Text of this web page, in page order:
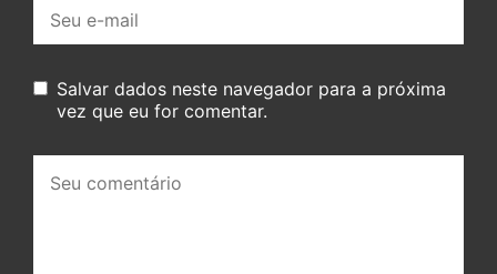
mail:
Salvar dados neste navegador para a próxima
vez que eu for comentar.
comentário: